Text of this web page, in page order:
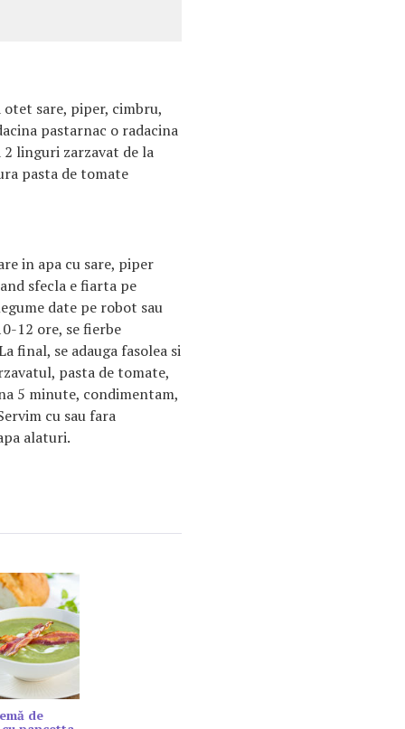
sare, piper, cimbru,
pastarnac o radacina
linguri zarzavat de la
pasta de tomate
in apa cu sare, piper
sfecla e fiarta pe
date pe robot sau
12 ore, se fierbe
final, se adauga fasolea si
pasta de tomate,
5 minute, condimentam,
cu sau fara
alaturi.
de